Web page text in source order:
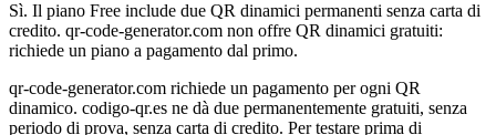
Sì. Il piano Free include due QR dinamici permanenti senza carta di
credito. qr-code-generator.com non offre QR dinamici gratuiti:
richiede un piano a pagamento dal primo.
qr-code-generator.com richiede un pagamento per ogni QR
dinamico. codigo-qr.es ne dà due permanentemente gratuiti, senza
periodo di prova, senza carta di credito. Per testare prima di